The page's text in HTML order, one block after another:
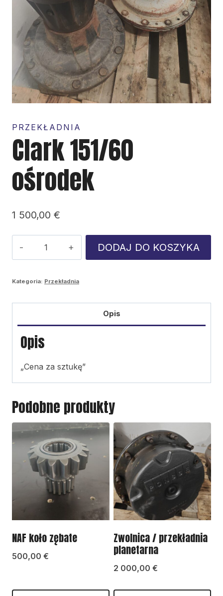
PRZEKŁADNIA
Clark 151/60
ośrodek
1 500,00 €
Clark
DODAJ DO KOSZYKA
Kategoria: Przekładnia
Opis
Opis
„Cena za sztukę‌”
Podobne produkty
NAF koło zębate
500,00 €
Zwolnica / przekładnia
planetarna
2 000,00 €